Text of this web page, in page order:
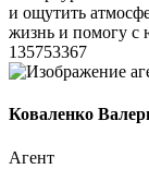
и ощутить
жизнь и помогу с
135753367
Коваленко
Агент